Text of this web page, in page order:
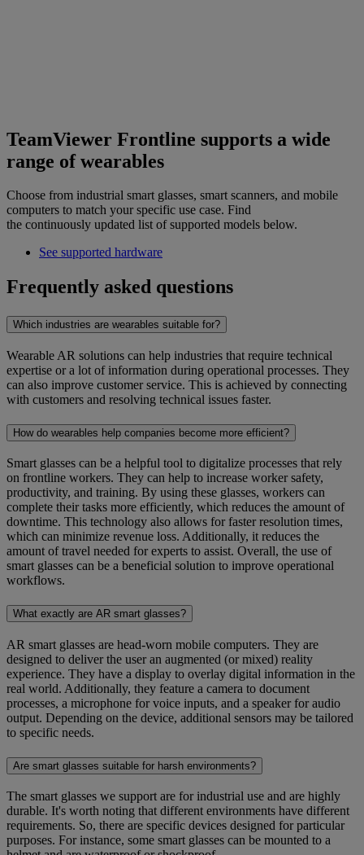
TeamViewer Frontline supports a wide
range of wearables
Choose from industrial smart glasses, smart scanners, and mobile
computers to match your specific use case. Find
the continuously updated list of supported models below.
See supported hardware
Frequently asked questions
Which industries are wearables suitable for?
Wearable AR solutions can help industries that require technical
expertise or a lot of information during operational processes. They
can also improve customer service. This is achieved by connecting
with customers and resolving technical issues faster.
How do wearables help companies become more efficient?
Smart glasses can be a helpful tool to digitalize processes that rely
on frontline workers. They can help to increase worker safety,
productivity, and training. By using these glasses, workers can
complete their tasks more efficiently, which reduces the amount of
downtime. This technology also allows for faster resolution times,
which can minimize revenue loss. Additionally, it reduces the
amount of travel needed for experts to assist. Overall, the use of
smart glasses can be a beneficial solution to improve operational
workflows.
What exactly are AR smart glasses?
AR smart glasses are head-worn mobile computers. They are
designed to deliver the user an augmented (or mixed) reality
experience. They have a display to overlay digital information in the
real world. Additionally, they feature a camera to document
processes, a microphone for voice inputs, and a speaker for audio
output. Depending on the device, additional sensors may be tailored
to specific needs.
Are smart glasses suitable for harsh environments?
The smart glasses we support are for industrial use and are highly
durable. It's worth noting that different environments have different
requirements. So, there are specific devices designed for particular
purposes. For instance, some smart glasses can be mounted to a